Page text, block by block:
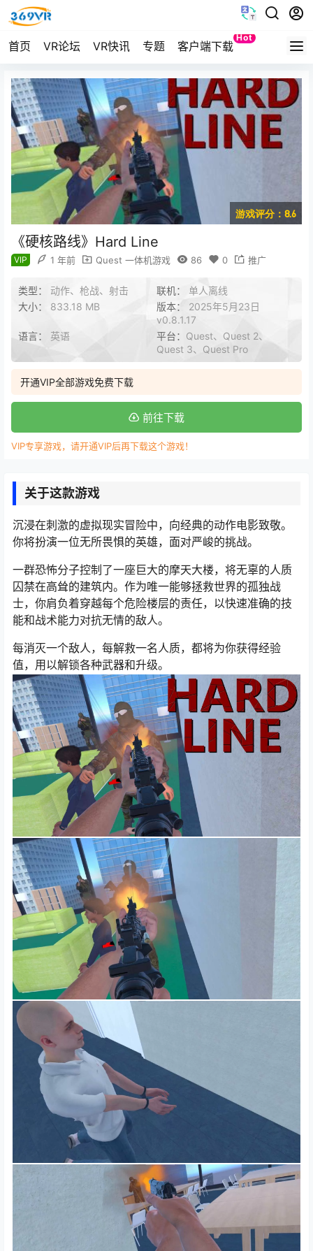
首页 VR论坛 VR快讯 专题 客户端下载
Hot
Quest
游戏评分：8.6
《硬核路线》Hard Line
VIP 1 年前 Quest 一体机游戏 86 0 推广
类型： 动作、枪战、射击 联机： 单人离线
大小： 833.18 MB 版本： 2025年5月23日
v0.8.1.17
语言： 英语 平台： Quest、Quest 2、
Quest 3、Quest Pro
开通VIP全部游戏免费下载
前往下载
VIP专享游戏，请开通VIP后再下载这个游戏！
关于这款游戏
沉浸在刺激的虚拟现实冒险中，向经典的动作电影致敬。
你将扮演一位无所畏惧的英雄，面对严峻的挑战。
一群恐怖分子控制了一座巨大的摩天大楼，将无辜的人质
囚禁在高耸的建筑内。作为唯一能够拯救世界的孤独战
士，你肩负着穿越每个危险楼层的责任，以快速准确的技
能和战术能力对抗无情的敌人。
每消灭一个敌人，每解救一名人质，都将为你获得经验
值，用以解锁各种武器和升级。